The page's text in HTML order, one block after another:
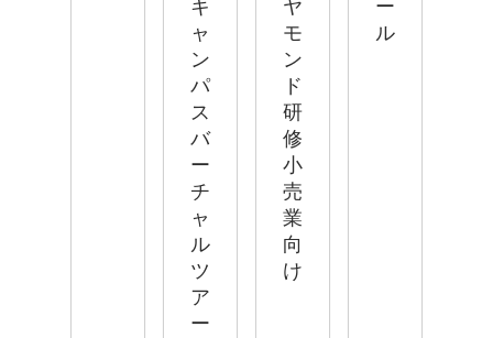
キ
ャ
ン
パ
ス
バ
ー
チ
ャ
ル
ツ
ア
ー
ヤ
モ
ン
ド
研
修
小
売
業
向
け
ー
ル